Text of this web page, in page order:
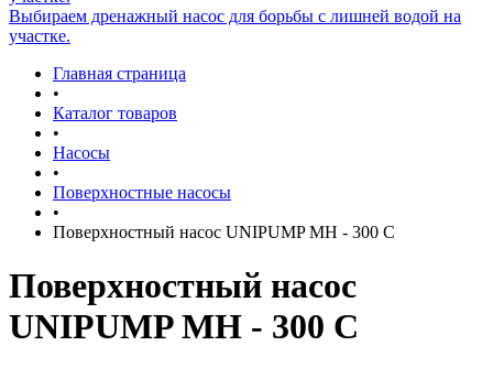
Выбираем дренажный насос для борьбы с лишней водой на
участке.
Главная страница
•
Каталог товаров
•
Насосы
•
Поверхностные насосы
•
Поверхностный насос UNIPUMP МН - 300 С
Поверхностный насос
UNIPUMP МН - 300 С